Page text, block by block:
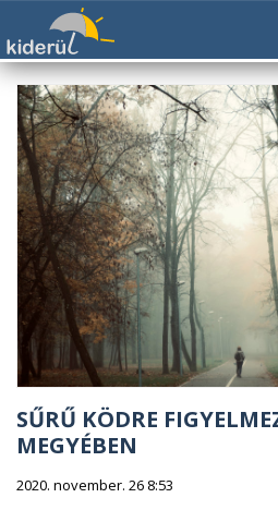
SŰRŰ KÖDRE
MEGYÉBEN
2020. november. 26 8:53